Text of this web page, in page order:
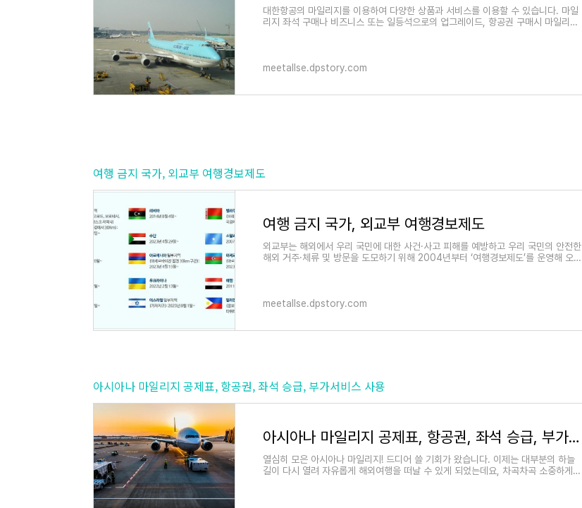
대한항공의 마일리지를 이용하여 다양한 상품과 서비스를 이용할 수 있습니다. 마일
리지 좌석 구매나 비즈니스 또는 일등석으로의 업그레이드, 항공권 구매시 마일리지
meetallse.dpstory.com
여행 금지 국가, 외교부 여행경보제도
여행 금지 국가, 외교부 여행경보제도
외교부는 해외에서 우리 국민에 대한 사건·사고 피해를 예방하고 우리 국민의 안전한
해외 거주·체류 및 방문을 도모하기 위해 2004년부터 ‘여행경보제도’를 운영해 오
meetallse.dpstory.com
아시아나 마일리지 공제표, 항공권, 좌석 승급, 부가서비스 사용
아시아나 마일리지 공제표, 항공권, 좌석 승급, 부가서비스 사용
열심히 모은 아시아나 마일리지! 드디어 쓸 기회가 왔습니다. 이제는 대부분의 하늘
길이 다시 열려 자유롭게 해외여행을 떠날 수 있게 되었는데요, 차곡차곡 소중하게